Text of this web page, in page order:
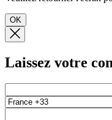
OK
Laissez votre